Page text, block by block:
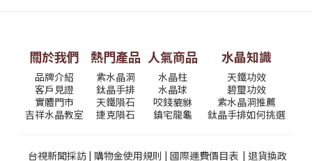
關於我們
品牌介紹
客戶見證
實體門市
吉祥水晶教室
熱門產品
紫水晶洞
鈦晶手排
天鐵隕石
捷克隕石
人氣商品
水晶柱
水晶球
咬錢貔貅
鎮宅龍龜
水晶知識
天鐵功效
碧璽功效
紫水晶洞推薦
鈦晶手排如何挑選
台視新聞採訪| 購物金使用規則 | 國際運費價目表| 退貨換政